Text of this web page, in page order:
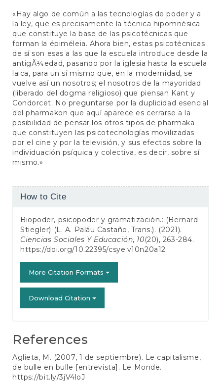
«Hay algo de común a las tecnologías de poder y a
la ley, que es precisamente la técnica hipomnésica
que constituye la base de las psicotécnicas que
forman la épiméleia. Ahora bien, estas psicotécnicas
de sí son esas a las que la escuela introduce desde la
antigÃ¼edad, pasando por la iglesia hasta la escuela
laica, para un sí mismo que, en la modernidad, se
vuelve así un nosotros; el nosotros de la mayoridad
(liberado del dogma religioso) que piensan Kant y
Condorcet. No preguntarse por la duplicidad esencial
del pharmakon que aquí aparece es cerrarse a la
posibilidad de pensar los otros tipos de pharmaka
que constituyen las psicotecnologías movilizadas
por el cine y por la televisión, y sus efectos sobre la
individuación psíquica y colectiva, es decir, sobre sí
mismo.»
Article
How to Cite
Biopoder, psicopoder y gramatización.: (Bernard
Stiegler) (L. A. Paláu Castaño, Trans.). (2021).
Ciencias Sociales Y Educación, 10(20), 263-284.
https://doi.org/10.22395/csye.v10n20a12
More Citation Formats
Download Citation
References
Aglieta, M. (2007, 1 de septiembre). Le capitalisme,
de bulle en bulle [entrevista]. Le Monde.
https://bit.ly/3jV4loJ